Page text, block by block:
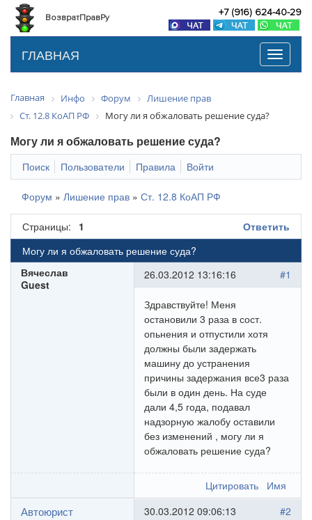
ВозвратПравРу +7 (916) 624-40-29
Toggle
ГЛАВНАЯ
Главная Инфо Форум
Лишение прав
Ст. 12.8 КоАП РФ
Могу ли я обжаловать решение суда?
Могу ли я обжаловать решение суда?
Поиск Пользователи Правила Войти
Форум » Лишение прав » Ст. 12.8 КоАП РФ
Страницы: 1
Ответить
Могу ли я обжаловать решение суда?
Вячеслав
Guest
#1
26.03.2012 13:16:16
Здравствуйте! Меня
остановили 3 раза в сост.
опьнения и отпустили хотя
должны были задержать
машину до устранения
причины задержания все3 раза
были в один день. На суде
дали 4,5 года, подавал
надзорную жалобу оставили
без изменений , могу ли я
обжаловать решение суда?
Цитировать Имя
Автоюрист #2
30.03.2012 09:06:13